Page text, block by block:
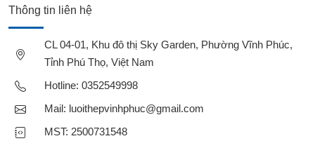
Thông tin liên hệ
CL 04-01, Khu đô thị Sky Garden, Phường Vĩnh Phúc,
Tỉnh Phú Thọ, Việt Nam
Hotline: 0352549998
Mail: luoithepvinhphuc@gmail.com
MST: 2500731548